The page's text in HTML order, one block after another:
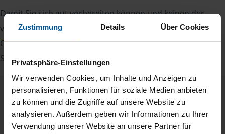
Zustimmung Details Über Cookies
Privatsphäre-Einstellungen
Wir verwenden Cookies, um Inhalte und Anzeigen zu
personalisieren, Funktionen für soziale Medien anbieten
zu können und die Zugriffe auf unsere Website zu
analysieren. Außerdem geben wir Informationen zu Ihrer
Verwendung unserer Website an unsere Partner für
Damit Sie sich gut vorbereiten können und keinen der
vielen Nachweise vergessen, stellen wir Ihnen hier eine
Checkliste für Arbeitnehmer, Beamte, Auszubildende und
Studenten sowie Rentner zur Verfügung.
Checkliste
PDF - 585 KB
Deutsch